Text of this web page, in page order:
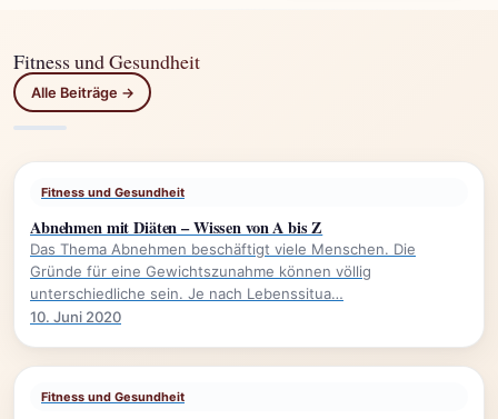
Fitness und Gesundheit
Alle Beiträge →
Fitness und Gesundheit
Abnehmen mit Diäten – Wissen von A bis Z
Das Thema Abnehmen beschäftigt viele Menschen. Die
Gründe für eine Gewichtszunahme können völlig
unterschiedliche sein. Je nach Lebenssitua…
10. Juni 2020
Fitness und Gesundheit